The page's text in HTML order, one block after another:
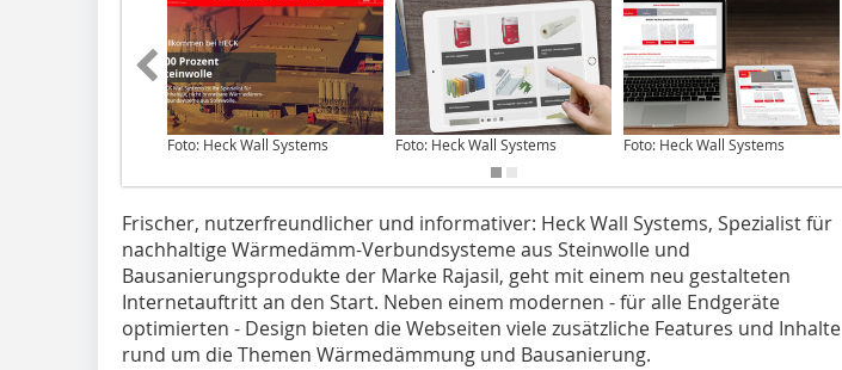
Foto: Heck Wall Systems Foto: Heck Wall Systems Foto: Heck Wall Systems
Frischer, nutzerfreundlicher und informativer: Heck Wall Systems, Spezialist für
nachhaltige Wärmedämm-Verbundsysteme aus Steinwolle und
Bausanierungsprodukte der Marke Rajasil, geht mit einem neu gestalteten
Internetauftritt an den Start. Neben einem modernen - für alle Endgeräte
optimierten - Design bieten die Webseiten viele zusätzliche Features und Inhalte
rund um die Themen Wärmedämmung und Bausanierung.